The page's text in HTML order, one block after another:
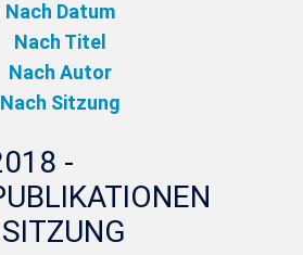
Nach Datum
Nach Titel
Nach Autor
Nach Sitzung
-